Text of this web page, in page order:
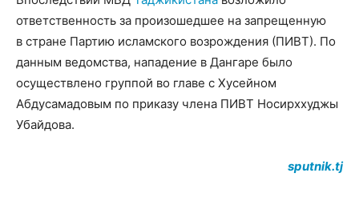
ответственность за произошедшее на запрещенную
в стране Партию исламского возрождения (ПИВТ). По
данным ведомства, нападение в Дангаре было
осуществлено группой во главе с Хусейном
Абдусамадовым по приказу члена ПИВТ Носирххуджы
Убайдова.
sputnik.tj